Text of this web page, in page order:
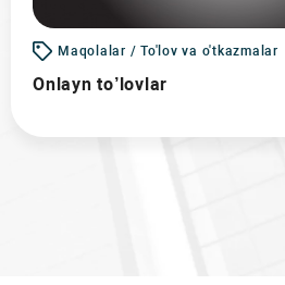
Maqolalar / To'lov va o'tkazmalar
Onlayn to’lovlar